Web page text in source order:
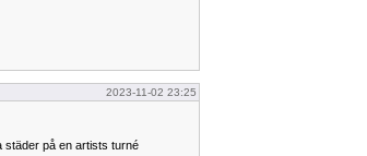
2023-11-02 23:25
städer på en artists turné